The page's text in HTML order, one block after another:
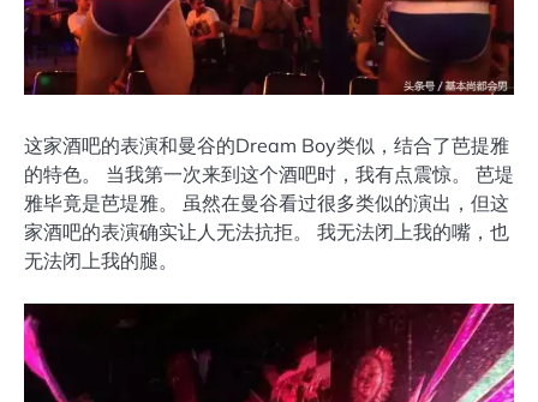
这家酒吧的表演和曼谷的Dream Boy类似，结合了芭提雅
的特色。 当我第一次来到这个酒吧时，我有点震惊。 芭堤
雅毕竟是芭堤雅。 虽然在曼谷看过很多类似的演出，但这
家酒吧的表演确实让人无法抗拒。 我无法闭上我的嘴，也
无法闭上我的腿。